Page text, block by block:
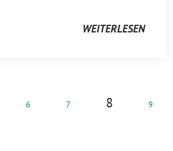
WEITERLESEN
6 7 8 9